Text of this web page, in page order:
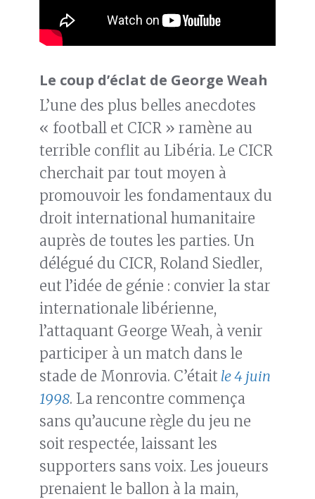
Le coup d’éclat de George Weah
L’une des plus belles anecdotes
« football et CICR » ramène au
terrible conflit au Libéria. Le CICR
cherchait par tout moyen à
promouvoir les fondamentaux du
droit international humanitaire
auprès de toutes les parties. Un
délégué du CICR, Roland Siedler,
eut l’idée de génie : convier la star
internationale libérienne,
l’attaquant George Weah, à venir
participer à un match dans le
stade de Monrovia. C’était le 4 juin
1998. La rencontre commença
sans qu’aucune règle du jeu ne
soit respectée, laissant les
supporters sans voix. Les joueurs
prenaient le ballon à la main,